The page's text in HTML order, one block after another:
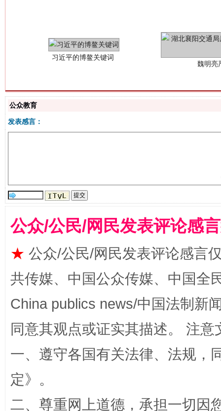
生
解纷+调解+退费，一次搞定
公众教育
发表感言：
公众/公民/网民发表评论感
★ 公众/公民/网民发表评论感言
共传媒、中国公众传媒、中国全
China publics news/中国法制新
同意其观点或证实其描述。 注
一、遵守各国有关法律、法规，
定》。
二、尊重网上道德，承担一切因